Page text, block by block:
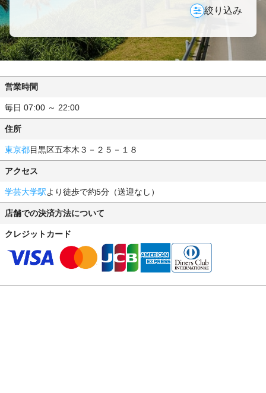
絞り込み
営業時間
毎日 07:00 ～ 22:00
住所
東京都目黒区五本木３－２５－１８
アクセス
学芸大学駅より徒歩で約5分（送迎なし）
店舗での決済方法について
クレジットカード